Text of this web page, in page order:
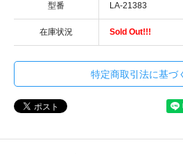
型番 LA-21383
在庫状況 Sold Out!!!
特定商取引法に基づ